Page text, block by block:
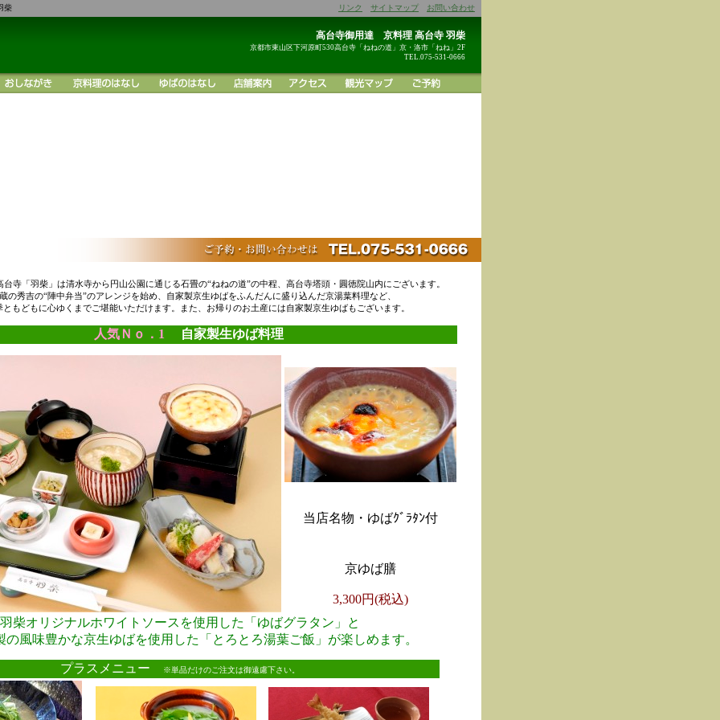
柴 リンク サイトマップ お問い合わせ
高台寺御用達 京料理 高台寺 羽柴
京都市東山区下河原町530高台寺「ねねの道」京・洛市「ねね」2F
TEL.075-531-0666
寺「羽柴」は清水寺から円山公園に通じる石畳の“ねねの道”の中程、高台寺塔頭・圓徳院山内にございます。
の秀吉の“陣中弁当”のアレンジを始め、自家製京生ゆばをふんだんに盛り込んだ京湯葉料理など、
ともどもに心ゆくまでご堪能いただけます。また、お帰りのお土産には自家製京生ゆばもございます。
人気Ｎｏ．1 自家製生ゆば料理
当店名物・ゆばｸﾞﾗﾀﾝ付
京ゆば膳
3,300円(税込)
羽柴オリジナルホワイトソースを使用した「ゆばグラタン」と
の風味豊かな京生ゆばを使用した「とろとろ湯葉ご飯」が楽しめます。
プラスメニュー ※単品だけのご注文は御遠慮下さい。